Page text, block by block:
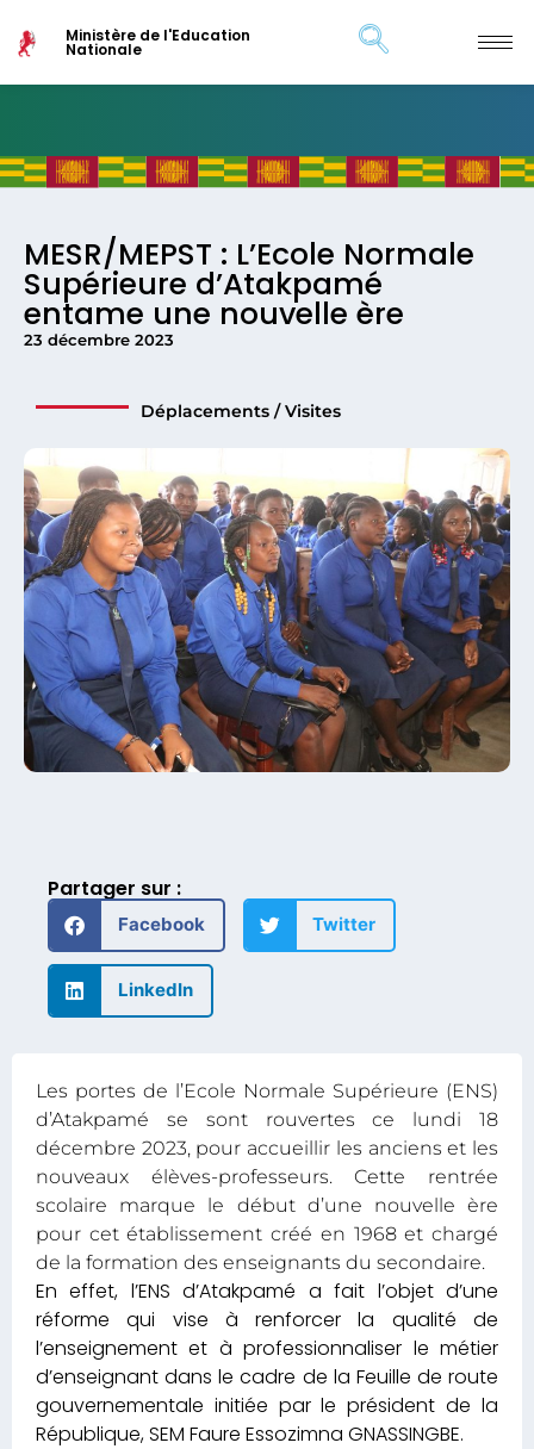
Ministère de l'Education
Nationale
MESR/MEPST : L’Ecole Normale
Supérieure d’Atakpamé
entame une nouvelle ère
23 décembre 2023
Déplacements / Visites
Partager sur :
Facebook Twitter
LinkedIn
Les portes de l’Ecole Normale Supérieure (ENS)
d’Atakpamé se sont rouvertes ce lundi 18
décembre 2023, pour accueillir les anciens et les
nouveaux élèves-professeurs. Cette rentrée
scolaire marque le début d’une nouvelle ère
pour cet établissement créé en 1968 et chargé
de la formation des enseignants du secondaire.
En effet, l’ENS d’Atakpamé a fait l’objet d’une
réforme qui vise à renforcerla qualité de
l’enseignement et à professionnaliser le métier
d’enseignant dans le cadre de la Feuille de route
gouvernementale initiée par le président de la
République, SEM Faure Essozimna GNASSINGBE.